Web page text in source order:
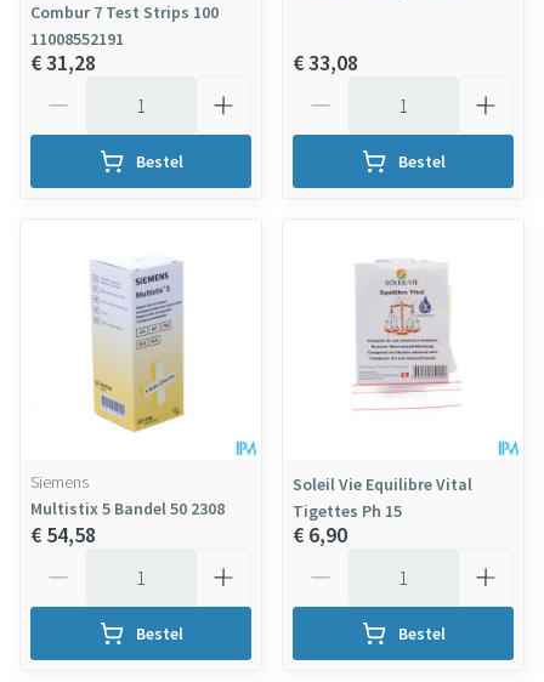
Combur 7 Test Strips 100
11008552191
€ 31,28
Bestel
€ 33,08
Bestel
Siemens
Multistix 5 Bandel 50 2308
€ 54,58
Bestel
Soleil Vie Equilibre Vital
Tigettes Ph 15
€ 6,90
Bestel